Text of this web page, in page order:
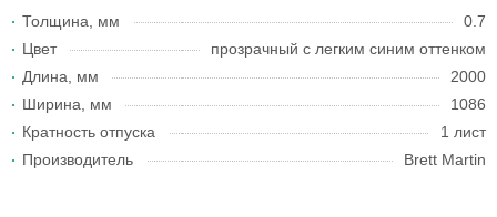
Толщина, мм
0.7
Цвет
прозрачный с легким синим оттенком
Длина, мм
2000
Ширина, мм
1086
Кратность отпуска
1 лист
Производитель
Brett Martin